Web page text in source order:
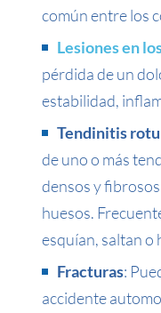
común entre los
Lesiones en
pérdida de un
estabilidad,
Tendinitis
de uno o más
densos y
huesos.
esquían, saltan o
Fracturas:
accidente